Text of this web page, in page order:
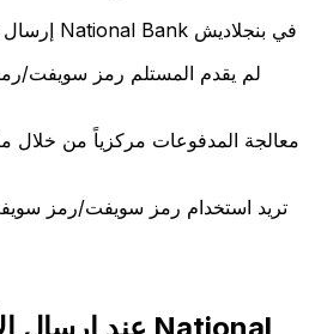
إرسال حوالة مالية دولية إلى National Bank في بنجلاديش
لم يقدم المستلم رمز
تريد استخدام رمز سويفت/رمز